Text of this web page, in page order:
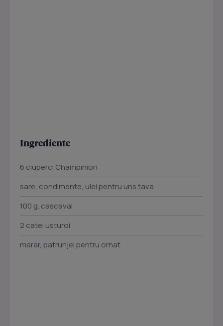
Ingrediente
6 ciuperci Champinion
sare, condimente, ulei pentru uns tava
100 g. cascaval
2 catei usturoi
marar, patrunjel pentru ornat